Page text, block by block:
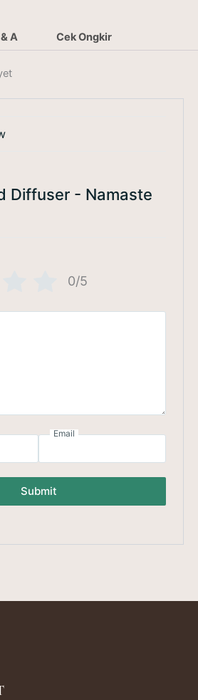
A Cek Ongkir
Diffuser - Namaste
0/5
Email
Submit